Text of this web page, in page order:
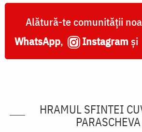
Alătură-te comunității
WhatsApp, Instagram și
HRAMUL SFINTEI
PARASCHEVA